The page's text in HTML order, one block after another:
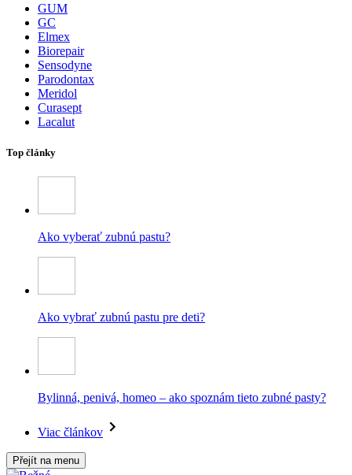
GUM
GC
Elmex
Biorepair
Sensodyne
Parodontax
Meridol
Curasept
Lacalut
Top články
Ako vyberať zubnú pastu?
Ako vybrať zubnú pastu pre deti?
Bylinná, penivá, homeo – ako spoznám tieto zubné pasty?
Viac článkov
Přejít na menu